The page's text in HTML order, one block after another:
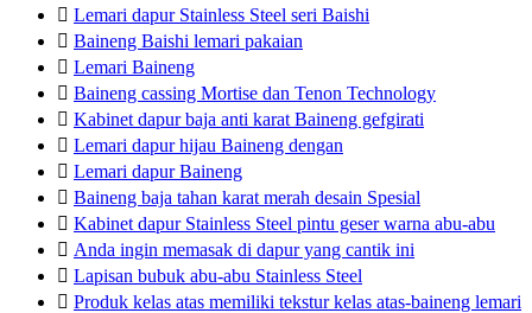
 Lemari dapur Stainless Steel seri Baishi
 Baineng Baishi lemari pakaian
 Lemari Baineng
 Baineng cassing Mortise dan Tenon Technology
 Kabinet dapur baja anti karat Baineng gefgirati
 Lemari dapur hijau Baineng dengan
 Lemari dapur Baineng
 Baineng baja tahan karat merah desain Spesial
 Kabinet dapur Stainless Steel pintu geser warna abu-abu
 Anda ingin memasak di dapur yang cantik ini
 Lapisan bubuk abu-abu Stainless Steel
 Produk kelas atas memiliki tekstur kelas atas-baineng lemari